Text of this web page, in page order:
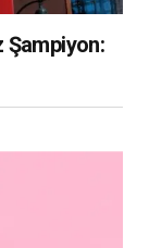
Şampiyon: